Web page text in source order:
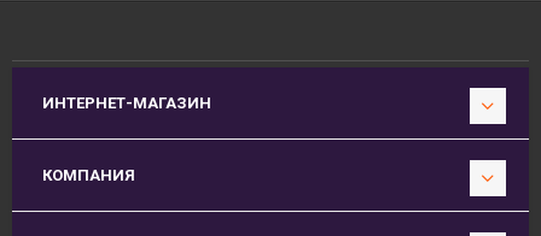
ИНТЕРНЕТ-МАГАЗИН
КОМПАНИЯ